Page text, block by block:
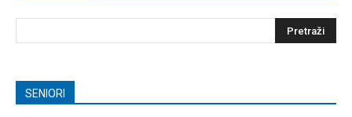
SENIORI